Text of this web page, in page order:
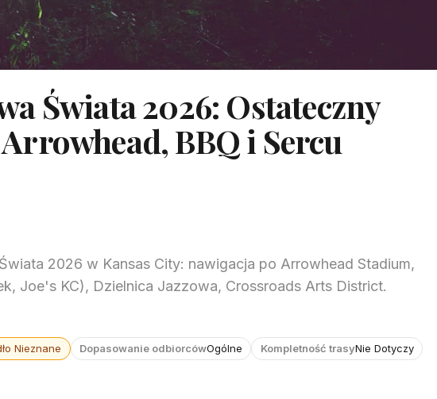
Świata 2026: Ostateczny
BBQ i Sercu
2026 w Kansas City: nawigacja po Arrowhead Stadium,
Joe's KC), Dzielnica Jazzowa, Crossroads Arts District.
Nieznane Dopasowanie odbiorcówOgólne Kompletność trasyNie Dotyczy